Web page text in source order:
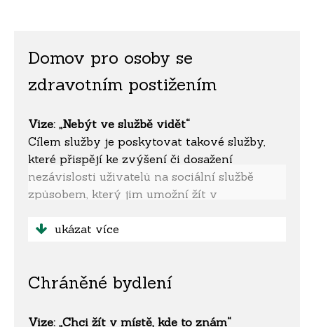
Domov pro osoby se
zdravotním postižením
Vize: „Nebýt ve službě vidět“
Cílem služby je poskytovat takové služby,
které přispějí ke zvýšení či dosažení
nezávislosti uživatelů na sociální službě
způsobem, který jim umožní žít v
v domácím prostředí a podporovat je k
Chceme vytvářet příležitosti k tomu, aby
uplatňovat vlastní vůli, jednat na základě
ukázat více
Chráněné bydlení
Vize: „Chci žít v místě, kde to znám“